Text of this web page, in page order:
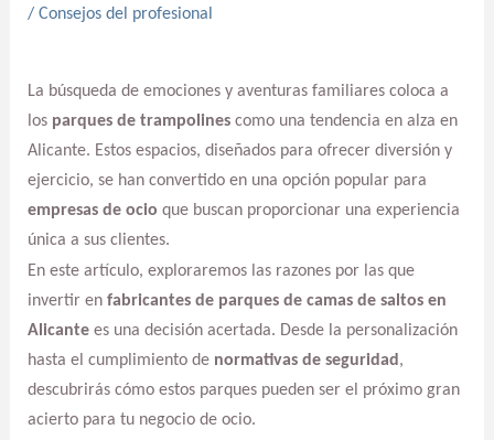
/ Consejos del profesional
La búsqueda de emociones y aventuras familiares coloca a
los parques de trampolinescomo una tendencia en alza en
Alicante. Estos espacios, diseñados para ofrecer diversión y
ejercicio, se han convertido en una opción popular para
empresas de ocio que buscan proporcionar una experiencia
única a sus clientes.
En este artículo, exploraremos las razones por las que
invertir en fabricantes de parques de camas de saltos en
Alicantees una decisión acertada. Desde la personalización
hasta el cumplimiento de normativas de seguridad ,
descubrirás cómo estos parques pueden ser el próximo gran
acierto para tu negocio de ocio.